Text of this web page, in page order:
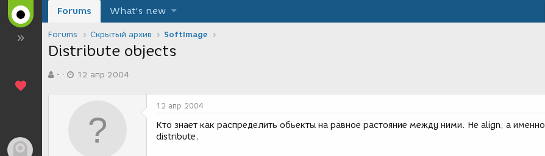
Forums What's new
Forums Скрытый архив SoftImage
Distribute objects
в-
а
12 апр 2004
12 апр 2004
Кто знает как распределить обьекты на равное растояние между ними. Не align, a именно
distribute.